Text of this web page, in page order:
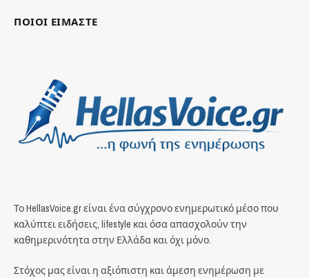
ΠΟΙΟΙ ΕΙΜΑΣΤΕ
Το HellasVoice.gr είναι ένα σύγχρονο ενημερωτικό μέσο που
καλύπτει ειδήσεις, lifestyle και όσα απασχολούν την
καθημερινότητα στην Ελλάδα και όχι μόνο.
Στόχος μας είναι η αξιόπιστη και άμεση ενημέρωση με